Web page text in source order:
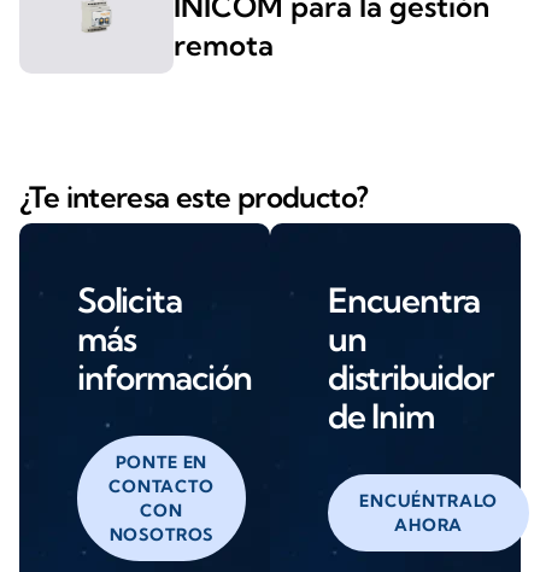
remota
¿Te interesa este producto?
Solicita
más
información
PONTE EN
CONTACTO
CON
NOSOTROS
Encuentra
un
distribuidor
de Inim
ENCUÉNTRALO
AHORA